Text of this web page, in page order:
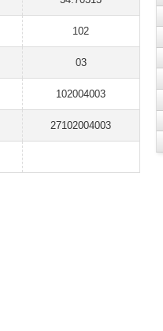
102
03
102004003
27102004003